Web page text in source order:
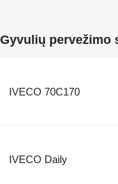
Gyvulių pervežimo
IVECO 70C170
IVECO Daily